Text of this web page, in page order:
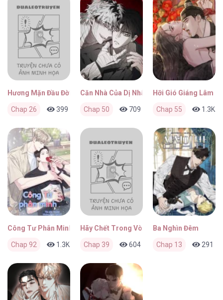
Hương Mặn Đầu Đời
Chap 26 399 0 1 tuần trước
Căn Nhà Của Dị Nhân
Chap 50 709 0 1 tuần trước
Hỡi Gió Giáng Lâm
Chap 55 1.3K
Công Tư Phân Minh
Chap 92 1.3K 1 1 tuần trước
Hãy Chết Trong Vòng Tay Tôi
Chap 39 604 0 1 tuần trước
Ba Nghìn Đêm
Chap 13 291